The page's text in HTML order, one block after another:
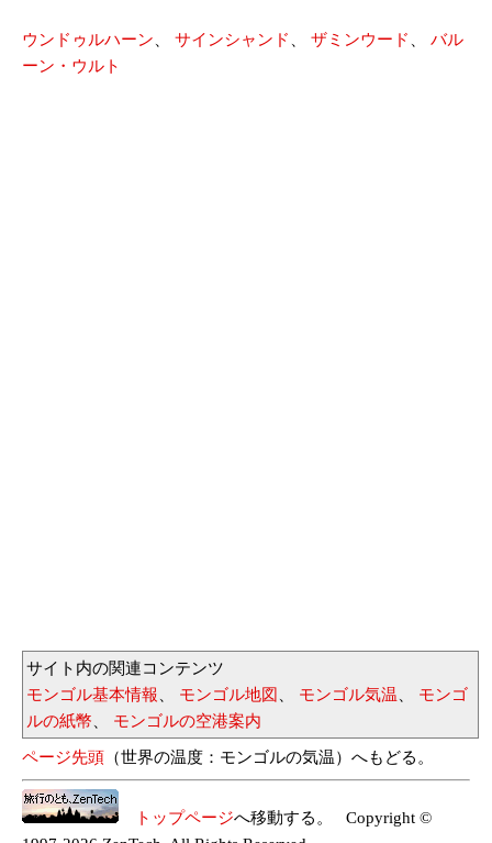
ウンドゥルハーン、 サインシャンド 、 ザミンウード 、 バル
ーン・ウルト
サイト内の関連コンテンツ
モンゴル基本情報、 モンゴル地図 、 モンゴル気温、 モンゴ
ルの紙幣、 モンゴルの空港案内
ページ先頭 （世界の温度：モンゴルの気温）へもどる。
トップページへ移動する。 Copyright ©